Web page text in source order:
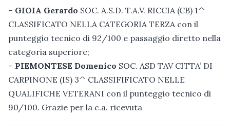
– GIOIA Gerardo SOC. A.S.D. T.A.V. RICCIA (CB) 1^
CLASSIFICATO NELLA CATEGORIA TERZA con il
punteggio tecnico di 92/100 e passaggio diretto nella
categoria superiore;
– PIEMONTESE Domenico SOC. ASD TAV CITTA’ DI
CARPINONE (IS) 3^ CLASSIFIFICATO NELLE
QUALIFICHE VETERANI con il punteggio tecnico di
90/100. Grazie per la c.a. ricevuta